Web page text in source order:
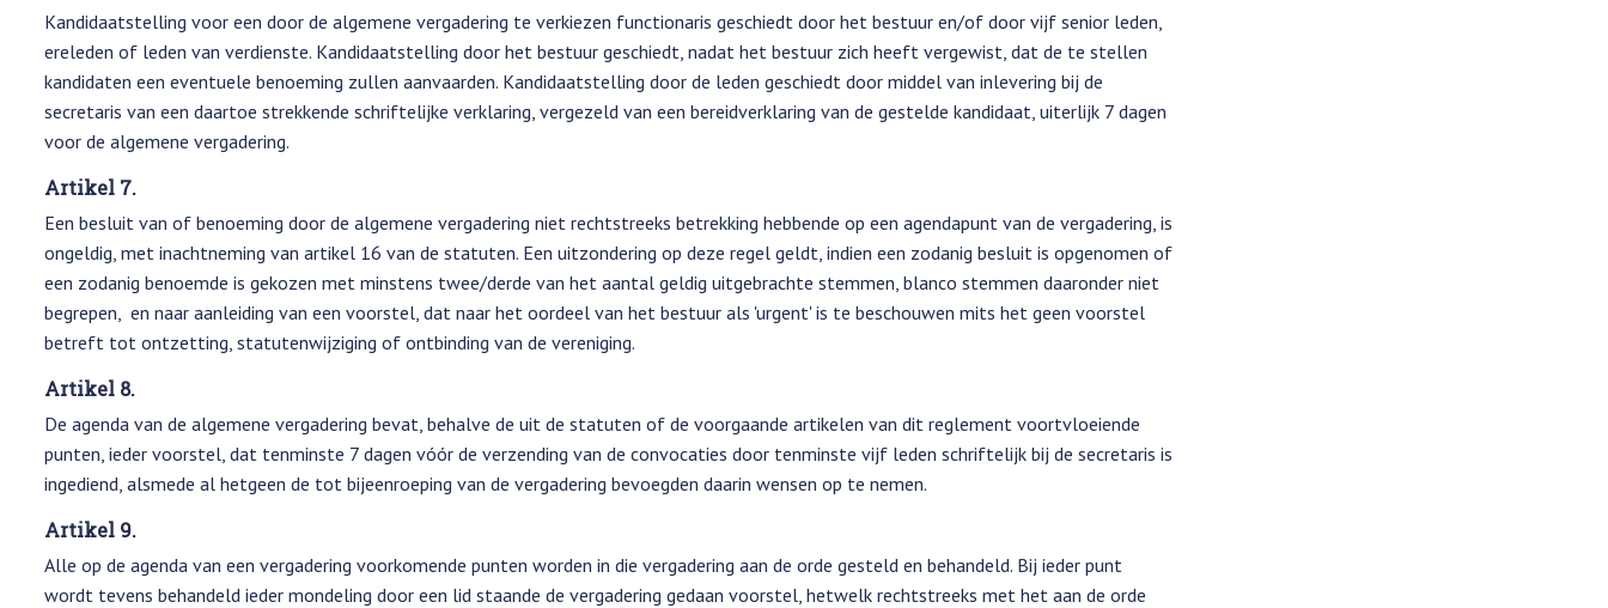
Kandidaatstelling voor een door de algemene vergadering te verkiezen functionaris geschiedt door het bestuur en/of door vijf senior leden,
ereleden of leden van verdienste. Kandidaatstelling door het bestuur geschiedt, nadat het bestuur zich heeft vergewist, dat de te stellen
kandidaten een eventuele benoeming zullen aanvaarden. Kandidaatstelling door de leden geschiedt door middel van inlevering bij de
secretaris van een daartoe strekkende schriftelijke verklaring, vergezeld van een bereidverklaring van de gestelde kandidaat, uiterlijk 7 dagen
voor de algemene vergadering.
Artikel 7.
Een besluit van of benoeming door de algemene vergadering niet rechtstreeks betrekking hebbende op een agendapunt van de vergadering, is
ongeldig, met inachtneming van artikel 16 van de statuten. Een uitzondering op deze regel geldt, indien een zodanig besluit is opgenomen of
een zodanig benoemde is gekozen met minstens twee/derde van het aantal geldig uitgebrachte stemmen, blanco stemmen daaronder niet
begrepen, en naar aanleiding van een voorstel, dat naar het oordeel van het bestuur als 'urgent' is te beschouwen mits het geen voorstel
betreft tot ontzetting, statutenwijziging of ontbinding van de vereniging.
Artikel 8.
De agenda van de algemene vergadering bevat, behalve de uit de statuten of de voorgaande artikelen van dit reglement voortvloeiende
punten, ieder voorstel, dat tenminste 7 dagen vóór de verzending van de convocaties door tenminste vijf leden schriftelijk bij de secretaris is
ingediend, alsmede al hetgeen de tot bijeenroeping van de vergadering bevoegden daarin wensen op te nemen.
Artikel 9.
Alle op de agenda van een vergadering voorkomende punten worden in die vergadering aan de orde gesteld en behandeld. Bij ieder punt
wordt tevens behandeld ieder mondeling door een lid staande de vergadering gedaan voorstel, hetwelk rechtstreeks met het aan de orde